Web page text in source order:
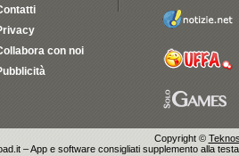
con noi
Copyright ©
– App e software consigliati supplemento alla